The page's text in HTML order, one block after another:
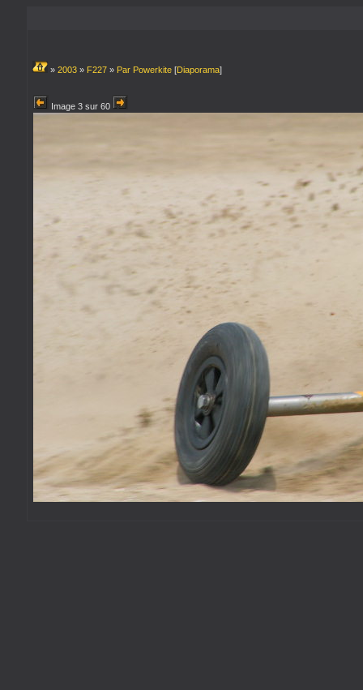
» 2003» F227» Par Powerkite[Diaporama]
Image 3 sur 60